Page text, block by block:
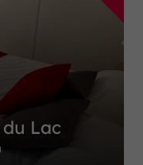
Lac